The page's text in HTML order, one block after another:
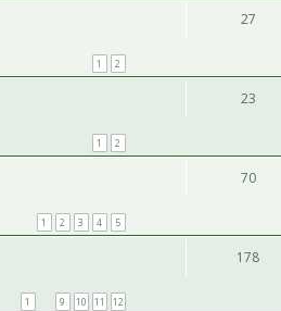
1 2
27
1 2
23
1 2 3 4 5
70
1 9 10 11 12
178